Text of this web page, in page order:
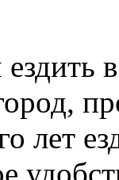
ездить
лет